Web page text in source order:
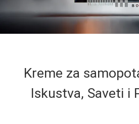
Kreme za
Iskustva, Saveti i